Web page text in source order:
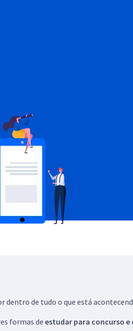
dentro de tudo o que está
formas deestudar para concurso e